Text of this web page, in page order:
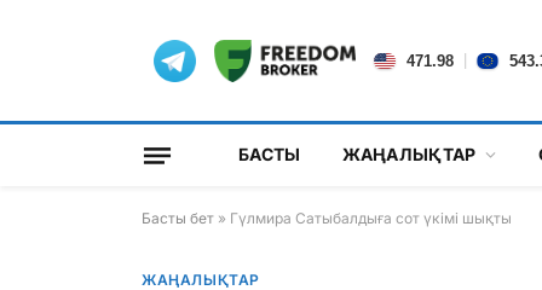
471.98
БАСТЫ ЖАҢАЛЫҚТАР
Басты бет » Гүлмира Сатыбалдыға сот үкімі шықты
ЖАҢАЛЫҚТАР